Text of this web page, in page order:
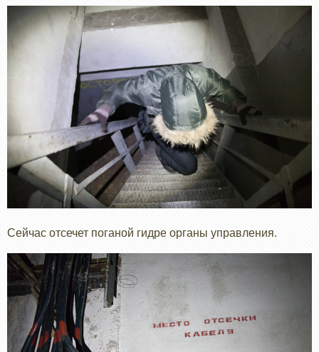
Сейчас отсечет поганой гидре органы управления.